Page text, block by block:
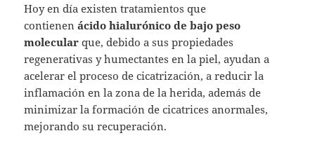
Hoy en día existen tratamientos que
contienenácido hialurónico de bajo peso
molecular que, debido a sus propiedades
regenerativas y humectantes en la piel, ayudan a
acelerar el proceso de cicatrización, a reducir la
inflamación en la zona de la herida, además de
minimizar la formación de cicatrices anormales,
mejorando su recuperación.